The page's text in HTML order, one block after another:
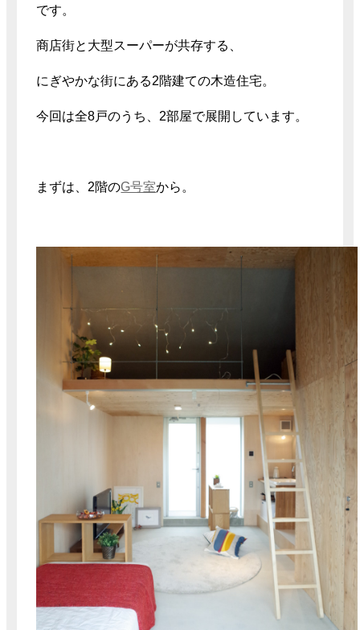
です。
商店街と大型スーパーが共存する、
にぎやかな街にある2階建ての木造住宅。
今回は全8戸のうち、2部屋で展開しています。
まずは、2階のG号室から。